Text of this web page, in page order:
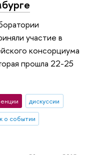
участие в
консорциума
прошла 22-25
дискуссии
о событии